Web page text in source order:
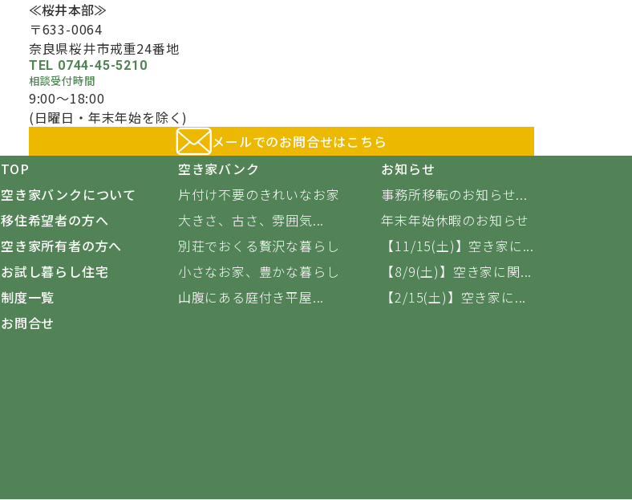
≪桜井本部≫
〒633-0064
奈良県桜井市戒重24番地
TEL 0744-45-5210
相談受付時間
9:00～18:00
(日曜日・年末年始を除く)
メールでのお問合せはこちら
TOP
空き家バンクについて
移住希望者の方へ
空き家所有者の方へ
お試し暮らし住宅
制度一覧
お問合せ
空き家バンク
片付け不要のきれいなお家
大きさ、古さ、雰囲気...
別荘でおくる贅沢な暮らし
小さなお家、豊かな暮らし
山腹にある庭付き平屋...
お知らせ
事務所移転のお知らせ...
年末年始休暇のお知らせ
【11/15(土)】空き家に...
【8/9(土)】空き家に関...
【2/15(土)】空き家に...